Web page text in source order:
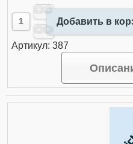
Добавить в
Артикул: 387